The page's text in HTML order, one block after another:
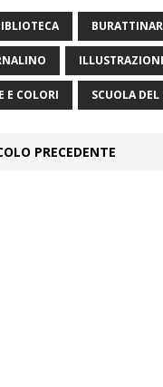
E COLORI SCUOLA
PRECEDENTE